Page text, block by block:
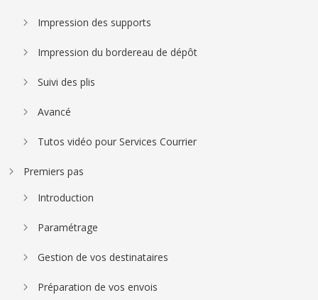
Impression des supports
Impression du bordereau de dépôt
Suivi des plis
Avancé
Tutos vidéo pour Services Courrier
Premiers pas
Introduction
Paramétrage
Gestion de vos destinataires
Préparation de vos envois